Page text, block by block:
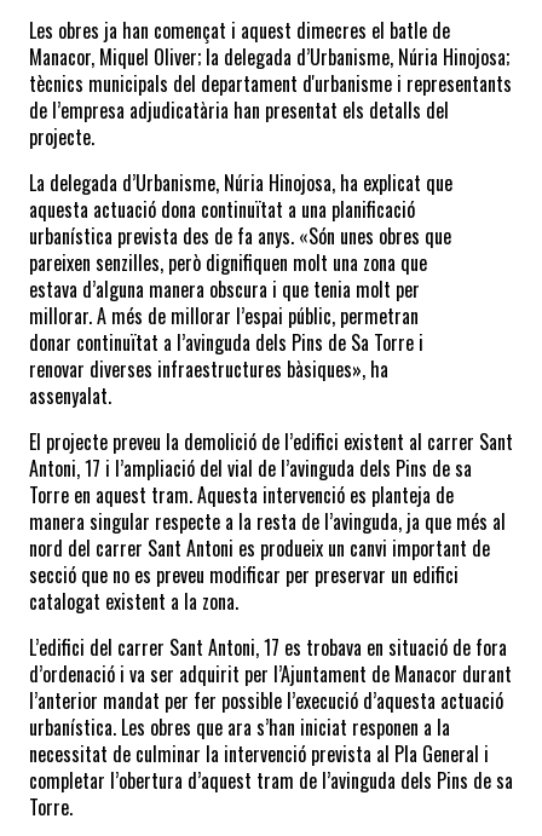
Les obres ja han començat i aquest dimecres el batle de
Manacor, Miquel Oliver; la delegada d’Urbanisme, Núria Hinojosa;
tècnics municipals del departament d'urbanisme i representants
de l’empresa adjudicatària han presentat els detalls del
projecte.
La delegada d’Urbanisme, Núria Hinojosa, ha explicat que
aquesta actuació dona continuïtat a una planificació
urbanística prevista des de fa anys. «Són unes obres que
pareixen senzilles, però dignifiquen molt una zona que
estava d’alguna manera obscura i que tenia molt per
millorar. A més de millorar l’espai públic, permetran
donar continuïtat a l’avinguda dels Pins de Sa Torre i
renovar diverses infraestructures bàsiques», ha
assenyalat.
El projecte preveu la demolició de l’edifici existent al carrer Sant
Antoni, 17 i l’ampliació del vial de l’avinguda dels Pins de sa
Torre en aquest tram. Aquesta intervenció es planteja de
manera singular respecte a la resta de l’avinguda, ja que més al
nord del carrer Sant Antoni es produeix un canvi important de
secció que no es preveu modificar per preservar un edifici
catalogat existent a la zona.
L’edifici del carrer Sant Antoni, 17 es trobava en situació de fora
d’ordenació i va ser adquirit per l’Ajuntament de Manacor durant
l’anterior mandat per fer possible l’execució d’aquesta actuació
urbanística. Les obres que ara s’han iniciat responen a la
necessitat de culminar la intervenció prevista al Pla General i
completar l’obertura d’aquest tram de l’avinguda dels Pins de sa
Torre.